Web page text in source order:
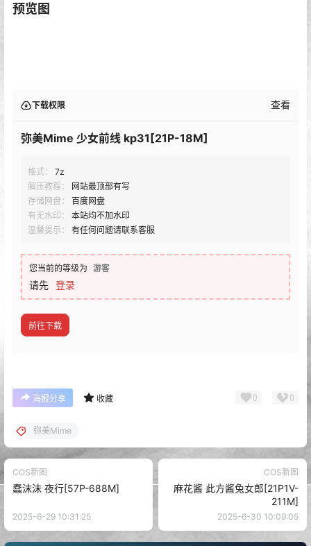
预览图
下载权限 查看
弥美Mime 少女前线 kp31[21P-18M]
格式：
7z
解压教程：
网站最顶部有写
存储网盘：
百度网盘
有无水印：
本站均不加水印
温馨提示：
有任何问题请联系客服
您当前的等级为 游客
请先 登录
前往下载
海报分享 收藏 0 0
弥美Mime
COS新图
蠢沫沫 夜行[57P-688M]
2025-6-29 10:31:25
COS新图
麻花酱 此方酱兔女郎[21P1V-
211M]
2025-6-30 10:09:05